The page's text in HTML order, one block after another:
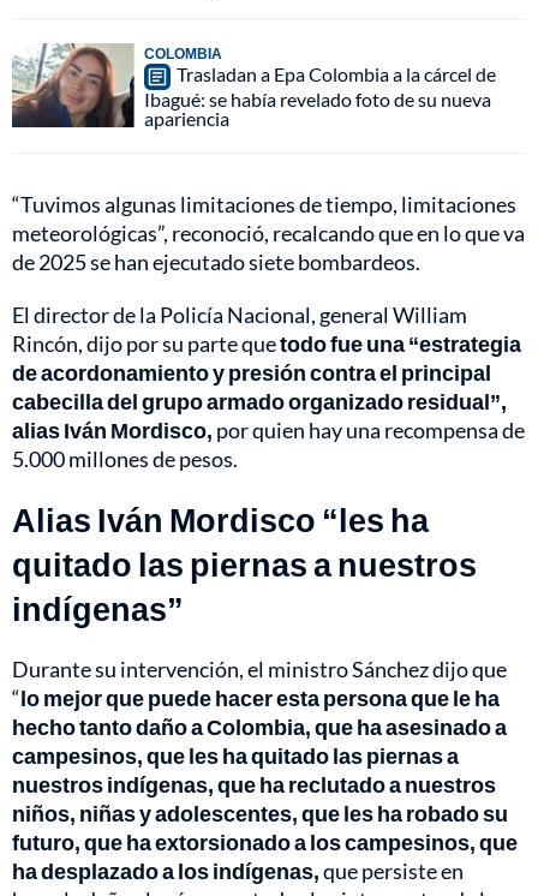
COLOMBIA
Trasladan a Epa Colombia a la cárcel de
Ibagué: se había revelado foto de su nueva
apariencia
“Tuvimos algunas limitaciones de tiempo, limitaciones
meteorológicas”, reconoció, recalcando que en lo que va
de 2025 se han ejecutado siete bombardeos.
El director de la Policía Nacional, general William
Rincón, dijo por su parte quetodo fue una “estrategia
de acordonamiento y presión contra el principal
cabecilla del grupo armado organizado residual”,
alias Iván Mordisco, por quien hay una recompensa de
5.000 millones de pesos.
Alias Iván Mordisco “les ha
quitado las piernas a nuestros
indígenas”
Durante su intervención, el ministro Sánchez dijo que
“lo mejor que puede hacer esta persona que le ha
hecho tanto daño a Colombia, que ha asesinado a
campesinos, que les ha quitado las piernas a
nuestros indígenas, que ha reclutado a nuestros
niños, niñas y adolescentes, que les ha robado su
futuro, que ha extorsionado a los campesinos, que
ha desplazado a los indígenas,que persiste en